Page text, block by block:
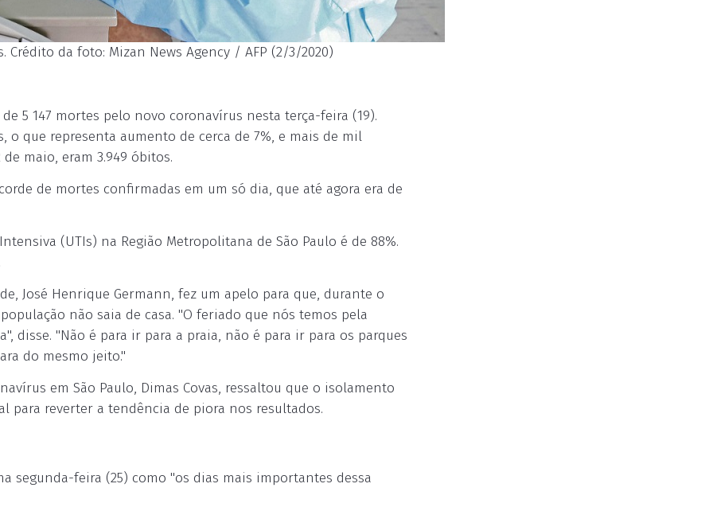
da foto: Mizan News Agency / AFP (2/3/2020)
5 147 mortes pelo novo coronavírus nesta terça-feira (19).
o que representa aumento de cerca de 7%, e mais de mil
maio, eram 3.949 óbitos.
de mortes confirmadas em um só dia, que até agora era de
(UTIs) na Região Metropolitana de São Paulo é de 88%.
José Henrique Germann, fez um apelo para que, durante o
não saia de casa. "O feriado que nós temos pela
disse. "Não é para ir para a praia, não é para ir para os parques
do mesmo jeito."
em São Paulo, Dimas Covas, ressaltou que o isolamento
para reverter a tendência de piora nos resultados.
segunda-feira (25) como "os dias mais importantes dessa